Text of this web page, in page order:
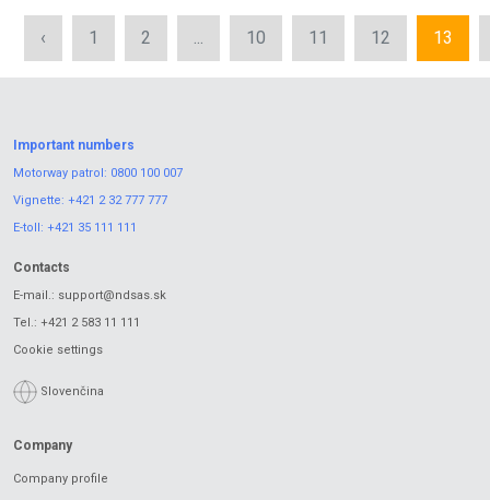
‹ 1 2 ... 10 11 12 13
Important numbers
Motorway patrol: 0800 100 007
Vignette: +421 2 32 777 777
E-toll: +421 35 111 111
Contacts
E-mail.: support@ndsas.sk
Tel.: +421 2 583 11 111
Cookie settings
Slovenčina
Company
Company profile